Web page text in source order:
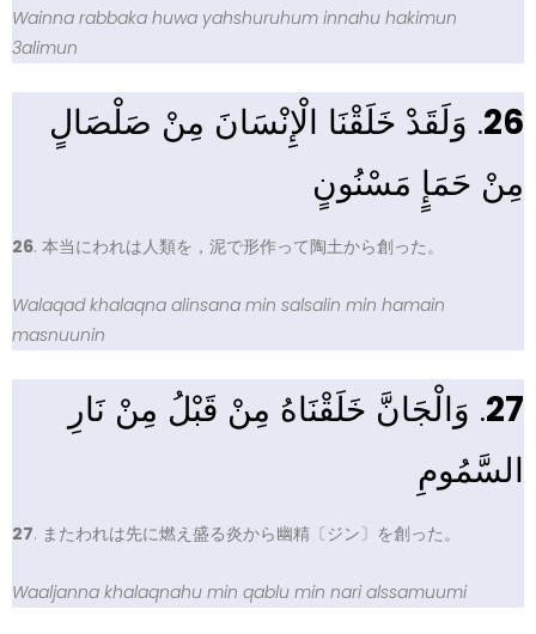
Wainna rabbaka huwa yahshuruhum innahu hakimun
3alimun
26. وَلَقَدْ خَلَقْنَا الْإِنْسَانَ مِنْ صَلْصَالٍ
مِنْ حَمَإٍ مَسْنُونٍ
26. 本当にわれは人類を，泥で形作って陶土から創った。
Walaqad khalaqna alinsana min salsalin min hamain
masnuunin
27. وَالْجَانَّ خَلَقْنَاهُ مِنْ قَبْلُ مِنْ نَارِ
السَّمُومِ
27. またわれは先に燃え盛る炎から幽精〔ジン〕を創った。
Waaljanna khalaqnahu min qablu min nari alssamuumi